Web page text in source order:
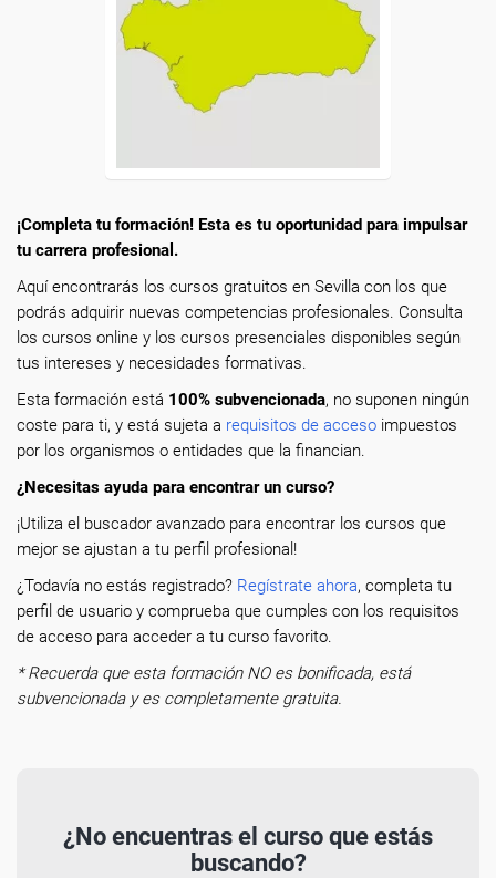
¡Completa tu formación! Esta es tu oportunidad para impulsar
tu carrera profesional.
Aquí encontrarás los cursos gratuitos en Sevilla con los que
podrás adquirir nuevas competencias profesionales. Consulta
los cursos online y los cursos presenciales disponibles según
tus intereses y necesidades formativas.
Esta formación está 100% subvencionada, no suponen ningún
coste para ti, y está sujeta a requisitos de acceso impuestos
por los organismos o entidades que la financian.
¿Necesitas ayuda para encontrar un curso?
¡Utiliza el buscador avanzado para encontrar los cursos que
mejor se ajustan a tu perfil profesional!
¿Todavía no estás registrado? Regístrate ahora, completa tu
perfil de usuario y comprueba que cumples con los requisitos
de acceso para acceder a tu curso favorito.
* Recuerda que esta formación NO es bonificada, está
subvencionada y es completamente gratuita.
¿No encuentras el curso que estás
buscando?